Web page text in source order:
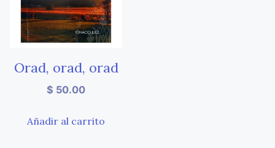
Orad, orad, orad
$ 50.00
Añadir al carrito